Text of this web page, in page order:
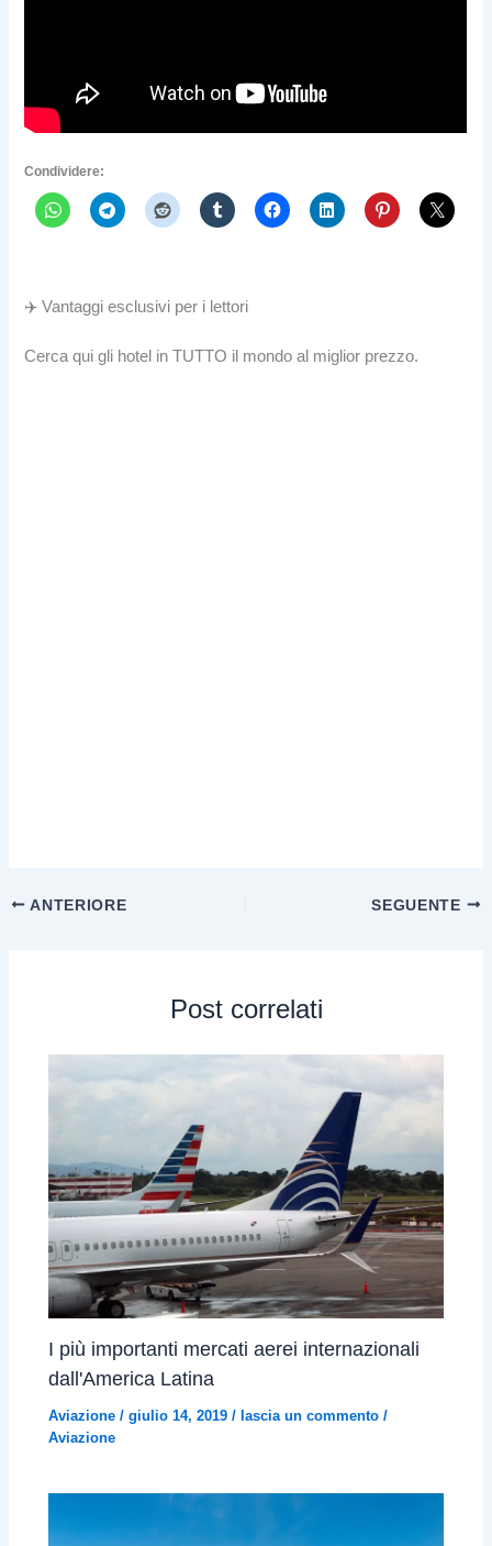
Condividere:
✈️ Vantaggi esclusivi per i lettori
Cerca qui gli hotel in TUTTO il mondo al miglior prezzo.
ANTERIORE SEGUENTE
Post correlati
I più importanti mercati aerei internazionali
dall'America Latina
Aviazione /giulio 14, 2019/ lascia un commento /
Aviazione